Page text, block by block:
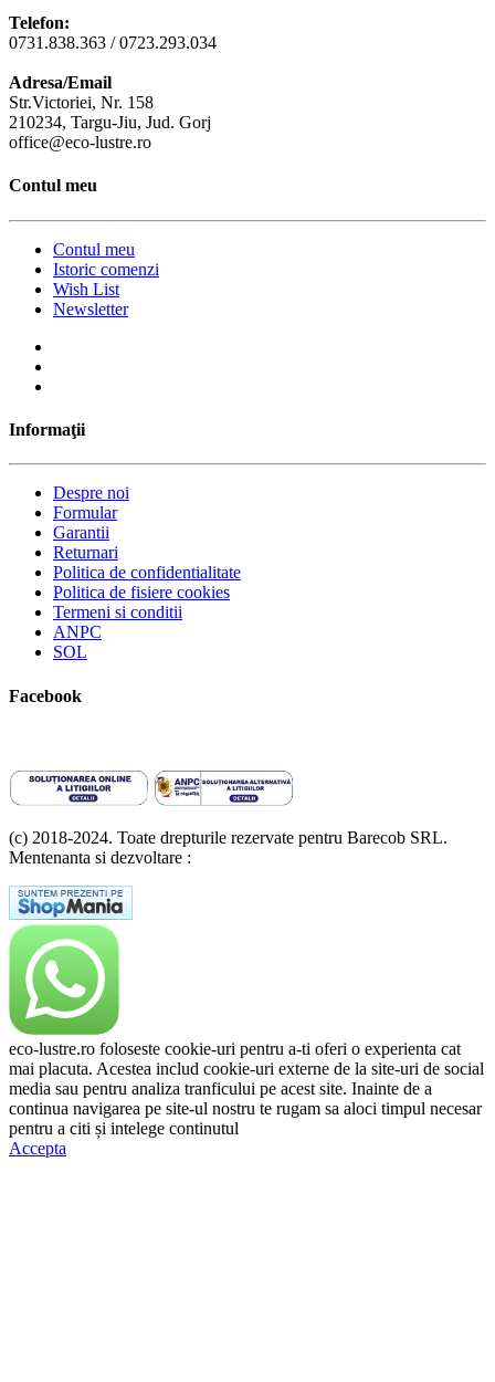
Telefon:
0731.838.363 / 0723.293.034
Adresa/Email
Str.Victoriei, Nr. 158
210234, Targu-Jiu, Jud. Gorj
office@eco-lustre.ro
Contul meu
Contul meu
Istoric comenzi
Wish List
Newsletter
Informaţii
Despre noi
Formular
Garantii
Returnari
Politica de confidentialitate
Politica de fisiere cookies
Termeni si conditii
ANPC
SOL
Facebook
(c) 2018-2024. Toate drepturile rezervate pentru Barecob SRL.
Mentenanta si dezvoltare :
eco-lustre.ro foloseste cookie-uri pentru a-ti oferi o experienta cat
mai placuta. Acestea includ cookie-uri externe de la site-uri de social
media sau pentru analiza tranficului pe acest site. Inainte de a
continua navigarea pe site-ul nostru te rugam sa aloci timpul necesar
pentru a citi și intelege continutul
Accepta